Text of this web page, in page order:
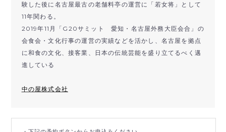
験した後に名古屋最古の老舗料亭の運営に「若女将」として
11年関わる。
2019年11月「G20サミット 愛知・名古屋外務大臣会合」の
会食会・文化行事の運営の実績などを活かし、名古屋を拠点
に和食の文化、接客業、日本の伝統芸能を盛り立てるべく邁
進している
中の屋株式会社